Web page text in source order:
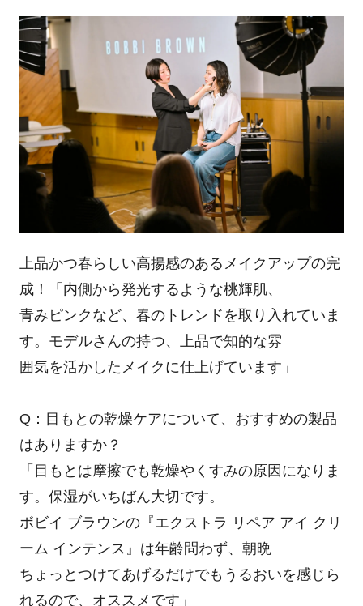
上品かつ春らしい高揚感のあるメイクアップの完
成！「内側から発光するような桃輝肌、
青みピンクなど、春のトレンドを取り入れていま
す。モデルさんの持つ、上品で知的な雰
囲気を活かしたメイクに仕上げています」
Q：目もとの乾燥ケアについて、おすすめの製品
はありますか？
「目もとは摩擦でも乾燥やくすみの原因になりま
す。保湿がいちばん大切です。
ボビイ ブラウンの『エクストラ リペア アイ クリ
ーム インテンス』は年齢問わず、朝晩
ちょっとつけてあげるだけでもうるおいを感じら
れるので、オススメです」